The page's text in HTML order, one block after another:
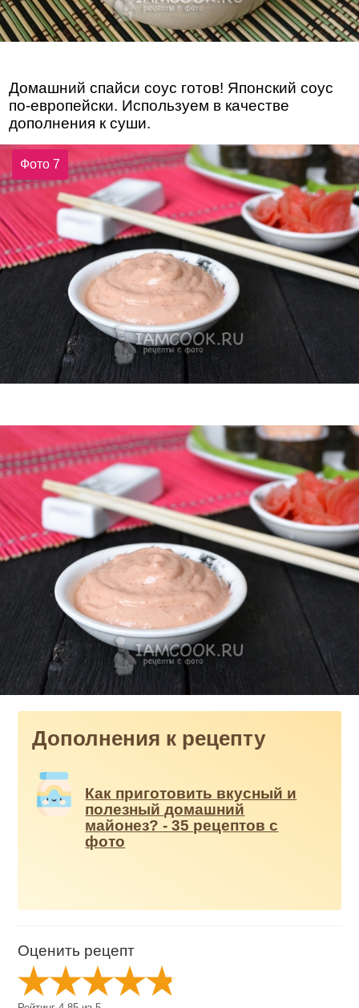
Домашний спайси соус готов! Японский соус
по-европейски. Используем в качестве
дополнения к суши.
Фото 7
Дополнения к рецепту
Как приготовить вкусный и
полезный домашний
майонез? - 35 рецептов с
фото
Оценить рецепт